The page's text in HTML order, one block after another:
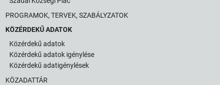
PROGRAMOK, TERVEK, SZABÁLYZATOK
KÖZÉRDEKŰ ADATOK
Közérdekű adatok
Közérdekű adatok igénylése
Közérdekű adatigénylések
KÖZADATTÁR